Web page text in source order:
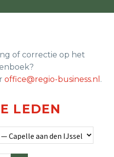
of correctie op het
office@regio-business.nl .
LEDEN